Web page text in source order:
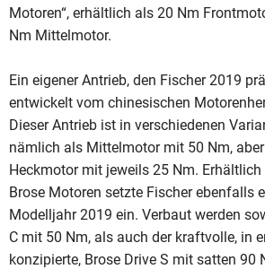
Motoren“, erhältlich als 20 Nm
Nm Mittelmotor.
Ein eigener Antrieb, den Fischer 2019
entwickelt vom chinesischen
Dieser Antrieb ist in verschiedenen
nämlich als Mittelmotor mit 50 Nm,
Heckmotor mit jeweils 25 Nm. Erhältlich
Brose Motoren setzte Fischer ebenfalls
Modelljahr 2019 ein. Verbaut werden
C mit 50 Nm, als auch der kraftvolle, in
konzipierte, Brose Drive S mit satten 90